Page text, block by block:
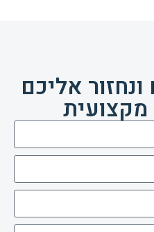
אליכם
מקצועית